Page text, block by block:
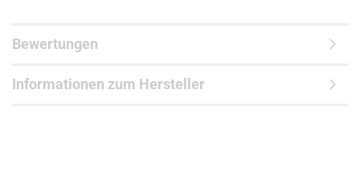
Bewertungen
Informationen zum Hersteller